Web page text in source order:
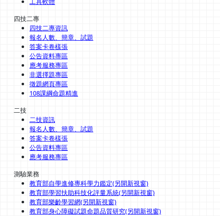
四技二專
四技二專資訊
報名人數、簡章、試題
答案卡卷樣張
公告資料專區
應考服務專區
非選擇題專區
徵題網頁專區
108課綱命題精進
二技
二技資訊
報名人數、簡章、試題
答案卡卷樣張
公告資料專區
應考服務專區
測驗業務
教育部自學進修專科學力鑑定(另開新視窗)
教育部學習扶助科技化評量系統(另開新視窗)
教育部樂齡學習網(另開新視窗)
教育部身心障礙試題命題品質研究(另開新視窗)